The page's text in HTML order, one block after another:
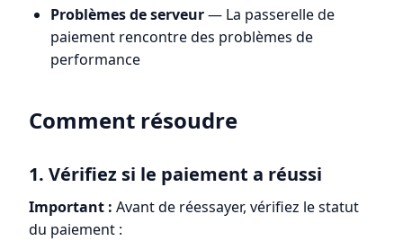
Problèmes de serveur— La passerelle de
paiement rencontre des problèmes de
performance
Comment résoudre
1. Vérifiez si le paiement a réussi
Important : Avant de réessayer, vérifiez le statut
du paiement :